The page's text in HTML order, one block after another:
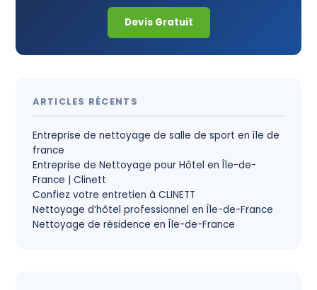
Devis Gratuit
ARTICLES RÉCENTS
Entreprise de nettoyage de salle de sport en île de
france
Entreprise de Nettoyage pour Hôtel en Île-de-
France | Clinett
Confiez votre entretien à CLINETT
Nettoyage d’hôtel professionnel en Île-de-France
Nettoyage de résidence en Île-de-France